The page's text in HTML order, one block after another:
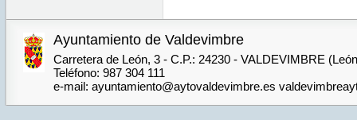
Ayuntamiento de Valdevimbre
Carretera de León, 3 - C.P.: 24230 - VALDEVIMBRE
Teléfono: 987 304 111
e-mail: ayuntamiento@aytovaldevimbre.es